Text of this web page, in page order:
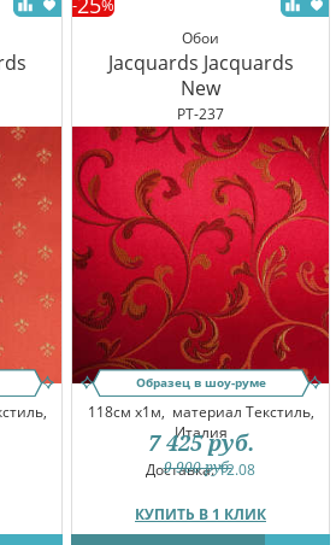
Обои
Jacquards Jacquards
New
PT-237
Образец в шоу-руме
118см x1м, материал Текстиль,
Италия
Доставка:12.08
КУПИТЬ В 1 КЛИК
9 900руб.
7 425 руб.